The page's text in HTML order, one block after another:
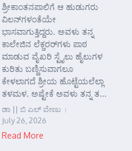
ಶ್ರೀಕಾಂತನಪಾಲಿಗೆ ಆ ಹುಡುಗರು
ವಿಲನ್‌ಗಳಂತೆಯೇ
ಭಾಸವಾಗುತ್ತಿದ್ದರು. ಅವಳು ತನ್ನ
ಕಾಲೇಜಿನ ಲೆಕ್ಚರರ್‌ಗಳು ಪಾಠ
ಮಾಡುವ ವೈಖರಿ ಸ್ಟೈಲು ಹೈಲುಗಳ
ಕುರಿತು ಬಣ್ಣಿಸುವಾಗಲೂ
ಕೇಳಲಾಗದೆ ಶ್ರೀಯ ಹೊಟ್ಟೆಯಲೆಲ್ಲಾ
ತಳಮಳ. ಅಷ್ಟೇಕೆ ಅವಳು ತನ್ನ ತ...
ಡಾ || ಬಿ ಎಲ್ ವೇಣು
July 26, 2026
Read More